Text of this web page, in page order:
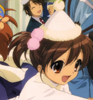
旨在让学生通过多
实践和视觉文化联系
艺术史系、美术系和
、雅思7.0 ；申请
学校报告、推荐信、